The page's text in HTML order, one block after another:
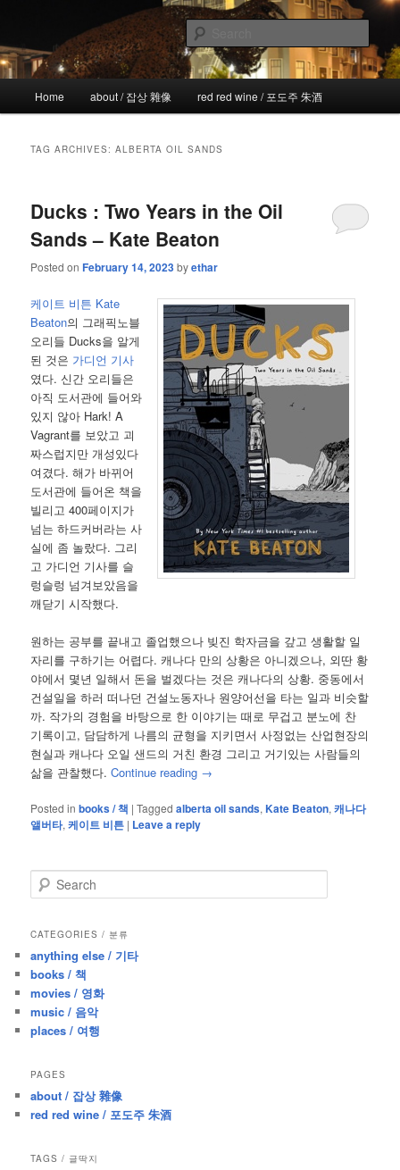
primary
content
secondary
content!wicked
the more I see the less I know
Home about / 잡상 雜像 red red wine / 포도주 朱酒
TAG ARCHIVES:ALBERTA OIL SANDS
Ducks : Two Years in the Oil
Sands – Kate Beaton
Posted onFebruary 14, 2023byethar
케이트 비튼 Kate
Beaton의 그래픽노블
오리들 Ducks을 알게
된 것은 가디언 기사
였다. 신간 오리들은
아직 도서관에 들어와
있지 않아 Hark! A
Vagrant를 보았고 괴
짜스럽지만 개성있다
여겼다. 해가 바뀌어
도서관에 들어온 책을
빌리고 400페이지가
넘는 하드커버라는 사
실에 좀 놀랐다. 그리
고 가디언 기사를 슬
렁슬렁 넘겨보았음을
깨닫기 시작했다.
원하는 공부를 끝내고 졸업했으나 빚진 학자금을 갚고 생활할 일
자리를 구하기는 어렵다. 캐나다 만의 상황은 아니겠으나, 외딴 황
야에서 몇년 일해서 돈을 벌겠다는 것은 캐나다의 상황. 중동에서
건설일을 하러 떠나던 건설노동자나 원양어선을 타는 일과 비슷할
까. 작가의 경험을 바탕으로 한 이야기는 때로 무겁고 분노에 찬
기록이고, 담담하게 나름의 균형을 지키면서 사정없는 산업현장의
현실과 캐나다 오일 샌드의 거친 환경 그리고 거기있는 사람들의
삶을 관찰했다.Continue reading →
Posted in books / 책 |Tagged alberta oil sands,Kate Beaton,캐나다
앨버타,케이트 비튼 | Leave a reply
e
r
h
CATEGORIES / 분류
anything else / 기타
books / 책
movies / 영화
music / 음악
places / 여행
PAGES
about / 잡상 雜像
red red wine / 포도주 朱酒
TAGS / 글딱지